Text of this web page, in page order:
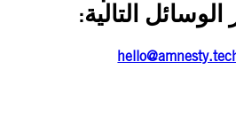
الوسائل التالية: